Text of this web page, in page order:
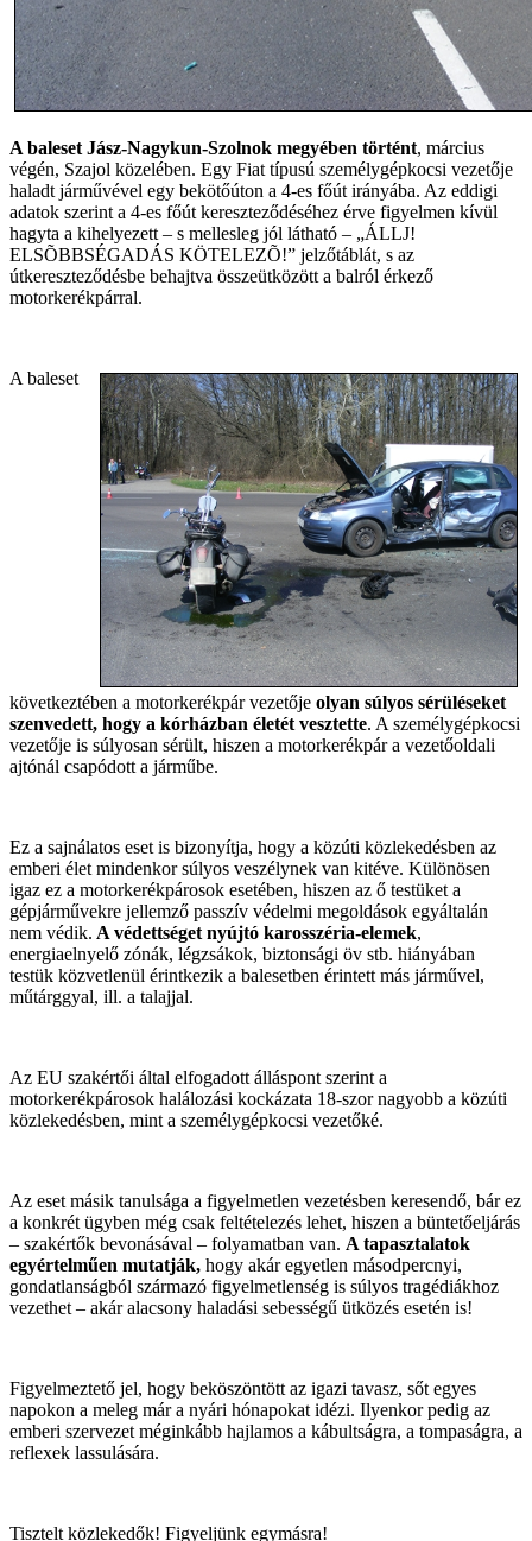
A baleset Jász-Nagykun-Szolnok megyében történt, március
végén, Szajol közelében. Egy Fiat típusú személygépkocsi vezetője
haladt járművével egy bekötőúton a 4-es főút irányába. Az eddigi
adatok szerint a 4-es főút kereszteződéséhez érve figyelmen kívül
hagyta a kihelyezett – s mellesleg jól látható – „ÁLLJ!
ELSÕBBSÉGADÁS KÖTELEZÕ!” jelzőtáblát, s az
útkereszteződésbe behajtva összeütközött a balról érkező
motorkerékpárral.
A baleset
következtében a motorkerékpár vezetője olyan súlyos sérüléseket
szenvedett, hogy a kórházban életét vesztette. A személygépkocsi
vezetője is súlyosan sérült, hiszen a motorkerékpár a vezetőoldali
ajtónál csapódott a járműbe.
Ez a sajnálatos eset is bizonyítja, hogy a közúti közlekedésben az
emberi élet mindenkor súlyos veszélynek van kitéve. Különösen
igaz ez a motorkerékpárosok esetében, hiszen az ő testüket a
gépjárművekre jellemző passzív védelmi megoldások egyáltalán
nem védik. A védettséget nyújtó karosszéria-elemek,
energiaelnyelő zónák, légzsákok, biztonsági öv stb. hiányában
testük közvetlenül érintkezik a balesetben érintett más járművel,
műtárggyal, ill. a talajjal.
Az EU szakértői által elfogadott álláspont szerint a
motorkerékpárosok halálozási kockázata 18-szor nagyobb a közúti
közlekedésben, mint a személygépkocsi vezetőké.
Az eset másik tanulsága a figyelmetlen vezetésben keresendő, bár ez
a konkrét ügyben még csak feltételezés lehet, hiszen a büntetőeljárás
– szakértők bevonásával – folyamatban van. A tapasztalatok
egyértelműen mutatják, hogy akár egyetlen másodpercnyi,
gondatlanságból származó figyelmetlenség is súlyos tragédiákhoz
vezethet – akár alacsony haladási sebességű ütközés esetén is!
Figyelmeztető jel, hogy beköszöntött az igazi tavasz, sőt egyes
napokon a meleg már a nyári hónapokat idézi. Ilyenkor pedig az
emberi szervezet méginkább hajlamos a kábultságra, a tompaságra, a
reflexek lassulására.
Tisztelt közlekedők! Figyeljünk egymásra!